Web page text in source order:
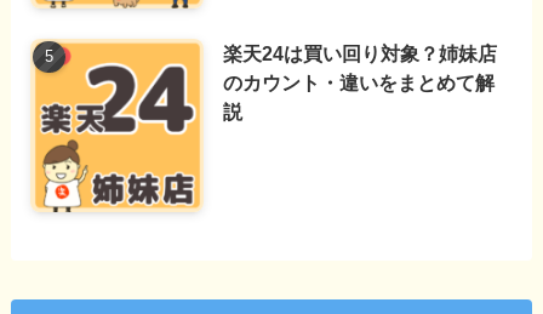
楽天24は買い回り対象？姉妹店
のカウント・違いをまとめて解
説